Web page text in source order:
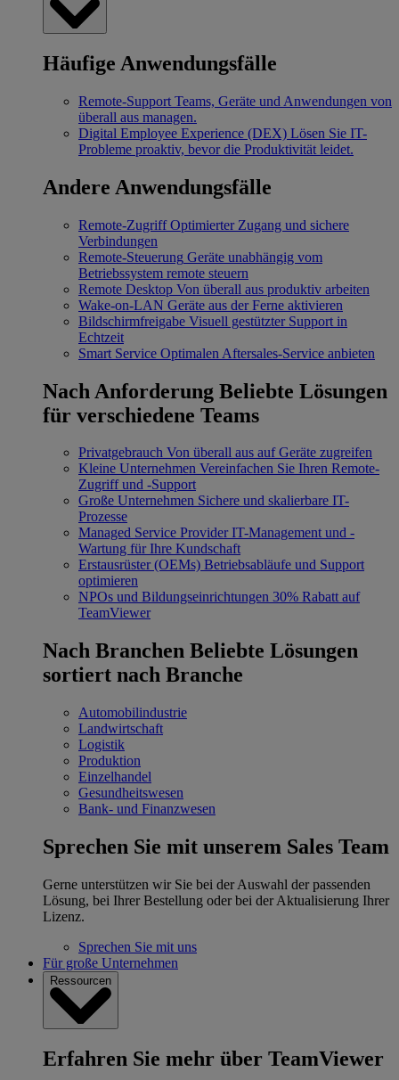
Häufige Anwendungsfälle
Remote-Support Teams, Geräte und Anwendungen von
überall aus managen.
Digital Employee Experience (DEX) Lösen Sie IT-
Probleme proaktiv, bevor die Produktivität leidet.
Andere Anwendungsfälle
Remote-Zugriff Optimierter Zugang und sichere
Verbindungen
Remote-Steuerung Geräte unabhängig vom
Betriebssystem remote steuern
Remote Desktop Von überall aus produktiv arbeiten
Wake-on-LAN Geräte aus der Ferne aktivieren
Bildschirmfreigabe Visuell gestützter Support in
Echtzeit
Smart Service Optimalen Aftersales-Service anbieten
Nach Anforderung Beliebte Lösungen
für verschiedene Teams
Privatgebrauch Von überall aus auf Geräte zugreifen
Kleine Unternehmen Vereinfachen Sie Ihren Remote-
Zugriff und -Support
Große Unternehmen Sichere und skalierbare IT-
Prozesse
Managed Service Provider IT-Management und -
Wartung für Ihre Kundschaft
Erstausrüster (OEMs) Betriebsabläufe und Support
optimieren
NPOs und Bildungseinrichtungen 30% Rabatt auf
TeamViewer
Nach Branchen Beliebte Lösungen
sortiert nach Branche
Automobilindustrie
Landwirtschaft
Logistik
Produktion
Einzelhandel
Gesundheitswesen
Bank- und Finanzwesen
Sprechen Sie mit unserem Sales Team
Gerne unterstützen wir Sie bei der Auswahl der passenden
Lösung, bei Ihrer Bestellung oder bei der Aktualisierung Ihrer
Lizenz.
Sprechen Sie mit uns
Für große Unternehmen
Ressourcen
Erfahren Sie mehr über TeamViewer